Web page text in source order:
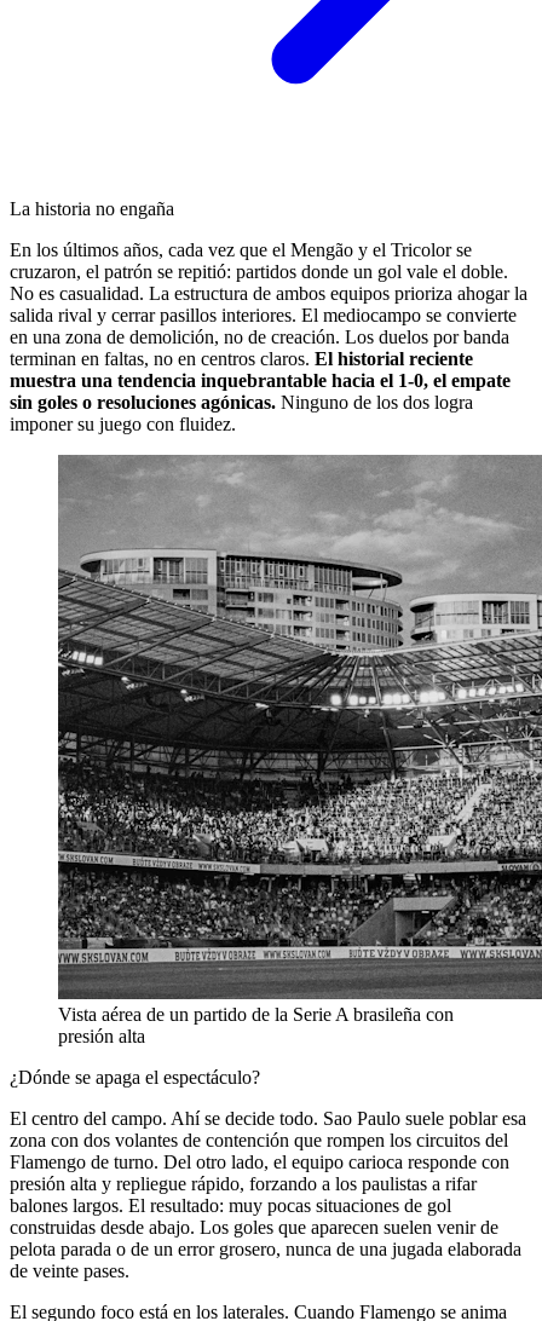
La historia no engaña
En los últimos años, cada vez que el Mengão y el Tricolor se
cruzaron, el patrón se repitió: partidos donde un gol vale el doble.
No es casualidad. La estructura de ambos equipos prioriza ahogar la
salida rival y cerrar pasillos interiores. El mediocampo se convierte
en una zona de demolición, no de creación. Los duelos por banda
terminan en faltas, no en centros claros. El historial reciente
muestra una tendencia inquebrantable hacia el 1-0, el empate
sin goles o resoluciones agónicas. Ninguno de los dos logra
imponer su juego con fluidez.
Vista aérea de un partido de la Serie A brasileña con
presión alta
¿Dónde se apaga el espectáculo?
El centro del campo. Ahí se decide todo. Sao Paulo suele poblar esa
zona con dos volantes de contención que rompen los circuitos del
Flamengo de turno. Del otro lado, el equipo carioca responde con
presión alta y repliegue rápido, forzando a los paulistas a rifar
balones largos. El resultado: muy pocas situaciones de gol
construidas desde abajo. Los goles que aparecen suelen venir de
pelota parada o de un error grosero, nunca de una jugada elaborada
de veinte pases.
El segundo foco está en los laterales. Cuando Flamengo se anima